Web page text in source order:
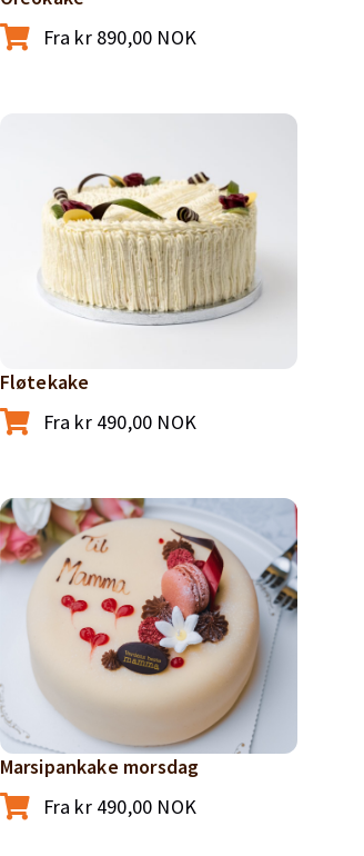
Fra kr890,00 NOK
Fløtekake
Fra kr490,00 NOK
Marsipankake morsdag
Fra kr490,00 NOK